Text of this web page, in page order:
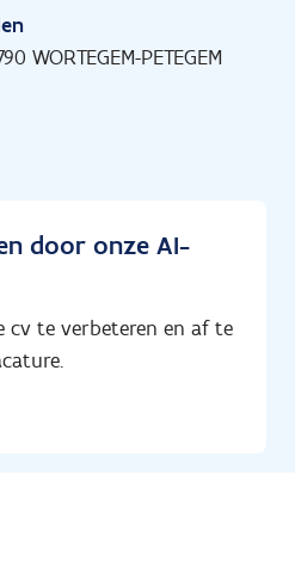
WORTEGEM-PETEGEM
door onze AI-
te verbeteren en af te